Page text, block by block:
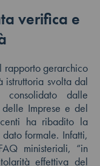
verifica e
rapporto gerarchico
istruttoria svolta dal
consolidato dalle
Imprese e del
ha ribadito la
formale. Infatti,
ministeriali, “in
effettiva del